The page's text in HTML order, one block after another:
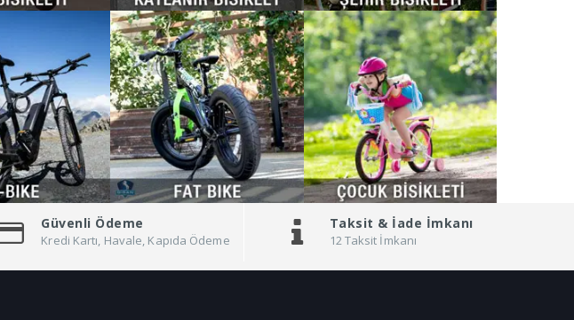
Güvenli Ödeme
Kredi Kartı, Havale, Kapıda Ödeme
Taksit & İade İmkanı
12 Taksit İmkanı